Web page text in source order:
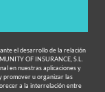
el desarrollo de la relación
OF INSURANCE, S.L.
en nuestras aplicaciones y
promover u organizar las
a la interrelación entre